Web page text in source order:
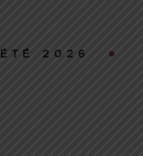
ÉTÉ 2026